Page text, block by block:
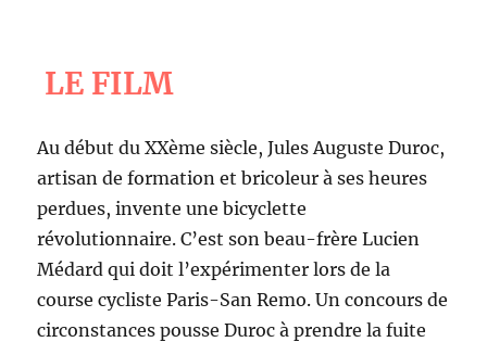
LE FILM
Au début du XXème siècle, Jules Auguste Duroc,
artisan de formation et bricoleur à ses heures
perdues, invente une bicyclette
révolutionnaire. C’est son beau-frère Lucien
Médard qui doit l’expérimenter lors de la
course cycliste Paris-San Remo. Un concours de
circonstances pousse Duroc à prendre la fuite